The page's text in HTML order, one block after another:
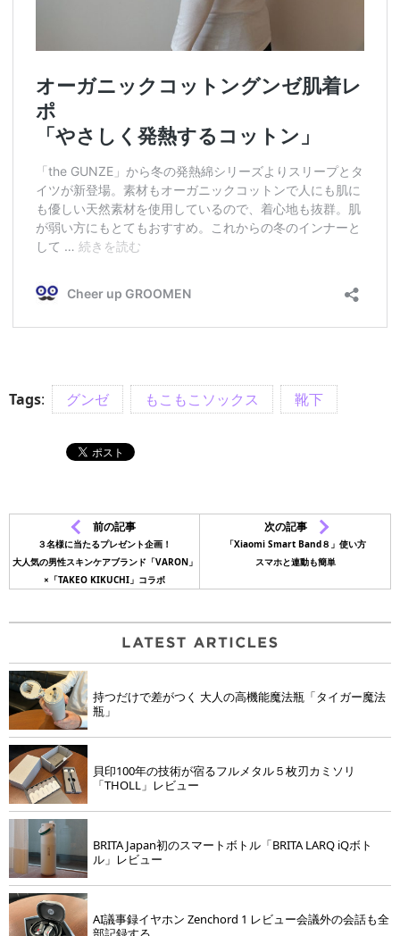
Tags: グンゼ もこもこソックス 靴下
前の記事
３名様に当たるプレゼント企画！
大人気の男性スキンケアブランド「VARON」
×「TAKEO KIKUCHI」コラボ
次の記事
「Xiaomi Smart Band８」使い方
スマホと連動も簡単
持つだけで差がつく 大人の高機能魔法瓶「タイガー魔法
瓶」
貝印100年の技術が宿るフルメタル５枚刃カミソリ
「THOLL」レビュー
BRITA Japan初のスマートボトル「BRITA LARQ iQボト
ル」レビュー
AI議事録イヤホン Zenchord 1 レビュー会議外の会話も全